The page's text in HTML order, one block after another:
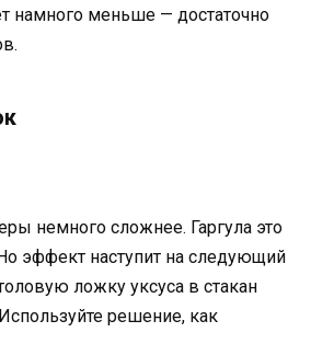
намного меньше — достаточно
немного сложнее. Гаргула это
эффект наступит на следующий
ложку уксуса в стакан
решение, как